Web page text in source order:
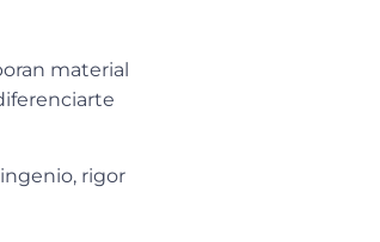
material
rigor